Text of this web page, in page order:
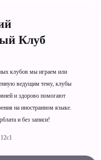
Клуб
клубов мы играем или
ведущим тему, клубы
и здорово помогают
на иностранном языке.
и без записи!